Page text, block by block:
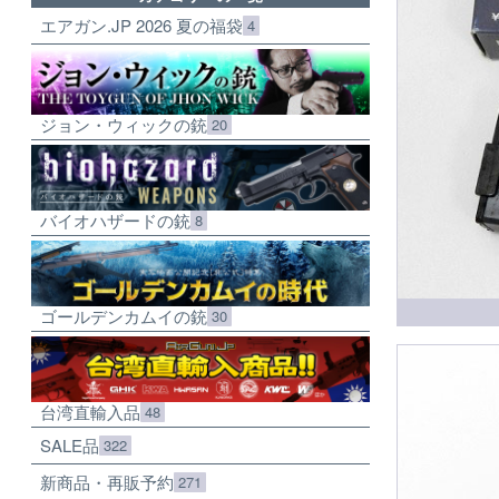
エアガン.JP 2026 夏の福袋 4
ジョン・ウィックの銃 20
バイオハザードの銃 8
ゴールデンカムイの銃 30
台湾直輸入品 48
SALE品 322
新商品・再販予約 271